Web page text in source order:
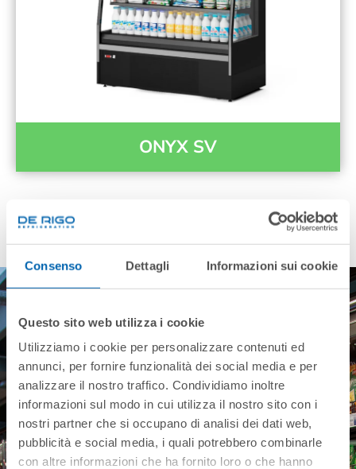
Consenso Dettagli Informazioni sui cookie
Questo sito web utilizza i cookie
Utilizziamo i cookie per personalizzare contenuti ed
annunci, per fornire funzionalità dei social media e per
analizzare il nostro traffico. Condividiamo inoltre
informazioni sul modo in cui utilizza il nostro sito con i
nostri partner che si occupano di analisi dei dati web,
pubblicità e social media, i quali potrebbero combinarle
con altre informazioni che ha fornito loro o che hanno
ONYX SV
Choose the solution
that best suits your
needs
Contact us